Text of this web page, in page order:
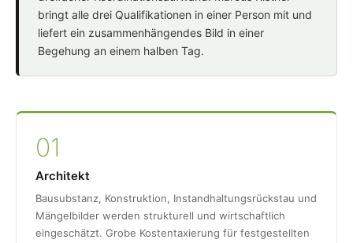
bringt alle drei Qualifikationen in einer Person mit und
liefert ein zusammenhängendes Bild in einer
Begehung an einem halben Tag.
01
Architekt
Bausubstanz, Konstruktion, Instandhaltungsrückstau und
Mängelbilder werden strukturell und wirtschaftlich
eingeschätzt. Grobe Kostentaxierung für festgestellten